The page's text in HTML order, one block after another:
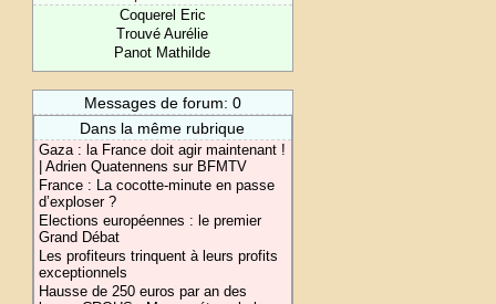
Coquerel Eric
Trouvé Aurélie
Panot Mathilde
Messages de forum: 0
Dans la même rubrique
Gaza : la France doit agir maintenant !
| Adrien Quatennens sur BFMTV
France : La cocotte-minute en passe
d’exploser ?
Elections européennes : le premier
Grand Débat
Les profiteurs trinquent à leurs profits
exceptionnels
Hausse de 250 euros par an des